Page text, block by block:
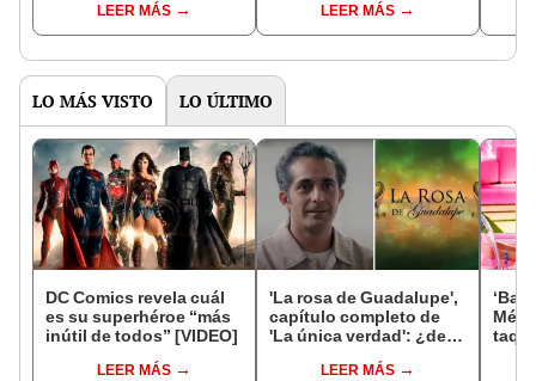
LEER MÁS LEER MÁS
LO MÁS VISTO LO ÚLTIMO
DC Comics revela cuál
es su superhéroe “más
inútil de todos” [VIDEO]
LEER MÁS
'La rosa de Guadalupe',
capítulo completo de
'La única verdad': ¿de
LEER MÁS